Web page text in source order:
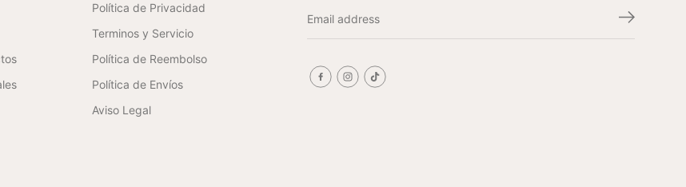
Política de Privacidad
Terminos y Servicio
Política de Reembolso
Política de Envíos
Aviso Legal